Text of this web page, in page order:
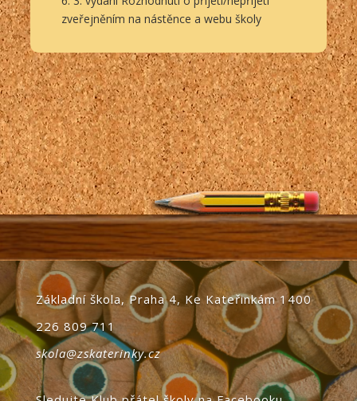
zveřejněním na nástěnce a webu školy
Základní škola, Praha 4, Ke Kateřinkám 1400
226 809 711
skola@zskaterinky.cz